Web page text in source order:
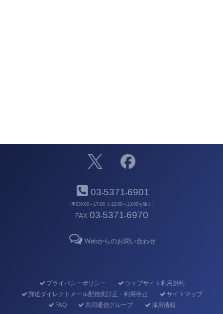
03-5371-6901
（平日9:00～17:00 ※12:00～13:00を除く）
FAX 03-5371-6970
Webからのお問い合わせ
プライバシーポリシー
ウェブサイト利用規約
郵送ダイレクトメール配信先訂正・利用停止
サイトマップ
FAQ
共同通信グループ 採用情報